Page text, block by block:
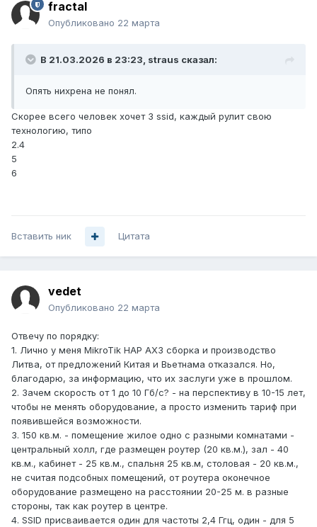
fractal
Опубликовано 22 марта
В 21.03.2026 в 23:23, straus сказал:
Опять нихрена не понял.
Скорее всего человек хочет 3 ssid, каждый рулит свою
технологию, типо
2.4
5
6
Вставить ник Цитата
vedet
Опубликовано 22 марта
Отвечу по порядку:
1. Лично у меня MikroTik HAP AX3 сборка и производство
Литва, от предложений Китая и Вьетнама отказался. Но,
благодарю, за информацию, что их заслуги уже в прошлом.
2. Зачем скорость от 1 до 10 Гб/с? - на перспективу в 10-15 лет,
чтобы не менять оборудование, а просто изменить тариф при
появившейся возможности.
3. 150 кв.м. - помещение жилое одно с разными комнатами -
центральный холл, где размещен роутер (20 кв.м.), зал - 40
кв.м., кабинет - 25 кв.м., спальня 25 кв.м, столовая - 20 кв.м.,
не считая подсобных помещений, от роутера оконечное
оборудование размещено на расстоянии 20-25 м. в разные
стороны, так как роутер в центре.
4. SSID присваивается один для частоты 2,4 Ггц, один - для 5